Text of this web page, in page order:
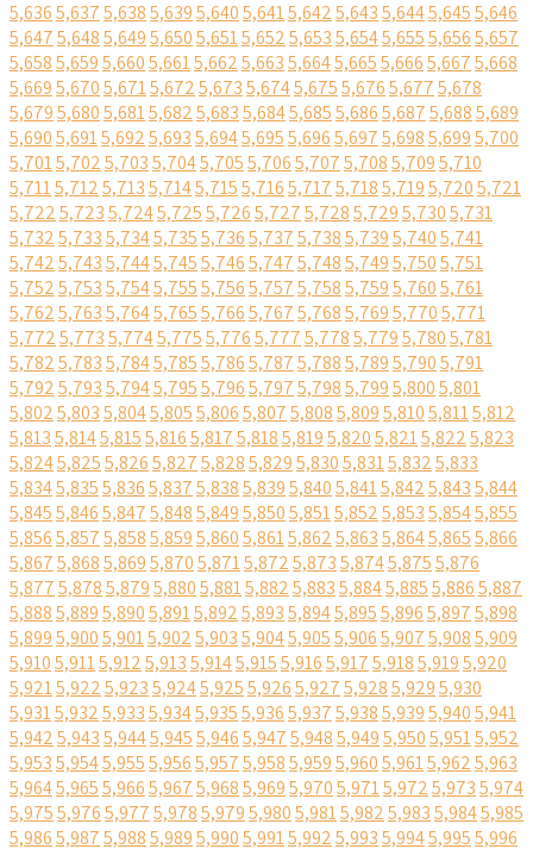
5,6365,6375,6385,6395,6405,6415,6425,6435,6445,6455,646
5,6475,6485,6495,6505,6515,6525,6535,6545,6555,6565,657
5,6585,6595,6605,6615,6625,6635,6645,6655,6665,6675,668
5,6695,6705,6715,6725,6735,6745,6755,6765,6775,678
5,6795,6805,6815,6825,6835,6845,6855,6865,6875,6885,689
5,6905,6915,6925,6935,6945,6955,6965,6975,6985,6995,700
5,7015,7025,7035,7045,7055,7065,7075,7085,7095,710
5,7115,7125,7135,7145,7155,7165,7175,7185,7195,7205,721
5,7225,7235,7245,7255,7265,7275,7285,7295,7305,731
5,7325,7335,7345,7355,7365,7375,7385,7395,7405,741
5,7425,7435,7445,7455,7465,7475,7485,7495,7505,751
5,7525,7535,7545,7555,7565,7575,7585,7595,7605,761
5,7625,7635,7645,7655,7665,7675,7685,7695,7705,771
5,7725,7735,7745,7755,7765,7775,7785,7795,7805,781
5,7825,7835,7845,7855,7865,7875,7885,7895,7905,791
5,7925,7935,7945,7955,7965,7975,7985,7995,8005,801
5,8025,8035,8045,8055,8065,8075,8085,8095,8105,8115,812
5,8135,8145,8155,8165,8175,8185,8195,8205,8215,8225,823
5,8245,8255,8265,8275,8285,8295,8305,8315,8325,833
5,8345,8355,8365,8375,8385,8395,8405,8415,8425,8435,844
5,8455,8465,8475,8485,8495,8505,8515,8525,8535,8545,855
5,8565,8575,8585,8595,8605,8615,8625,8635,8645,8655,866
5,8675,8685,8695,8705,8715,8725,8735,8745,8755,876
5,8775,8785,8795,8805,8815,8825,8835,8845,8855,8865,887
5,8885,8895,8905,8915,8925,8935,8945,8955,8965,8975,898
5,8995,9005,9015,9025,9035,9045,9055,9065,9075,9085,909
5,9105,9115,9125,9135,9145,9155,9165,9175,9185,9195,920
5,9215,9225,9235,9245,9255,9265,9275,9285,9295,930
5,9315,9325,9335,9345,9355,9365,9375,9385,9395,9405,941
5,9425,9435,9445,9455,9465,9475,9485,9495,9505,9515,952
5,9535,9545,9555,9565,9575,9585,9595,9605,9615,9625,963
5,9645,9655,9665,9675,9685,9695,9705,9715,9725,9735,974
5,9755,9765,9775,9785,9795,9805,9815,9825,9835,9845,985
5,9865,9875,9885,9895,9905,9915,9925,9935,9945,9955,996